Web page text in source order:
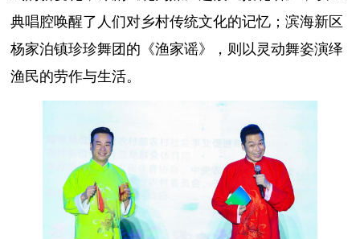
典唱腔唤醒了人们对乡村传统文化的记忆；滨海新区
杨家泊镇珍珍舞团的《渔家谣》，则以灵动舞姿演绎
渔民的劳作与生活。